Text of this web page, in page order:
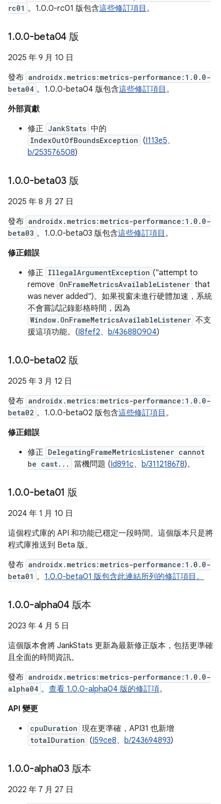
rc01 。1.0.0-rc01 版包含這些修訂項目 。
1.0.0-beta04 版
2025 年 9 月 10 日
發布 androidx.metrics:metrics-performance:1.0.0-
beta04 。1.0.0-beta04 版包含這些修訂項目 。
外部貢獻
修正 JankStats 中的
IndexOutOfBoundsException (I113e5、
b/253576508)
1.0.0-beta03 版
2025 年 8 月 27 日
發布 androidx.metrics:metrics-performance:1.0.0-
beta03 。1.0.0-beta03 版包含這些修訂項目 。
修正錯誤
修正 IllegalArgumentException ("attempt to
remove OnFrameMetricsAvailableListener that
was never added")。如果視窗未進行硬體加速，系統
不會嘗試記錄影格時間，因為
Window.OnFrameMetricsAvailableListener 不支
援這項功能。(I8fef2、 b/436880904)
1.0.0-beta02 版
2025 年 3 月 12 日
發布 androidx.metrics:metrics-performance:1.0.0-
beta02 。1.0.0-beta02 版包含這些修訂項目 。
修正錯誤
修正 DelegatingFrameMetricsListener cannot
be cast...
當機問題 (Id891c、 b/311218678)。
1.0.0-beta01 版
2024 年 1 月 10 日
這個程式庫的 API 和功能已穩定一段時間。這個版本只是將
程式庫推送到 Beta 版。
發布 androidx.metrics:metrics-performance:1.0.0-
beta01 。 1.0.0-beta01 版包含此連結所列的修訂項目。
1.0.0-alpha04 版本
2023 年 4 月 5 日
這個版本會將 JankStats 更新為最新修正版本，包括更準確
且全面的時間資訊。
發布 androidx.metrics:metrics-performance:1.0.0-
alpha04 。 查看 1.0.0-alpha04 版的修訂項。
API 變更
cpuDuration 現在更準確，API31 也新增
totalDuration (I59ce8、 b/243694893)
1.0.0-alpha03 版本
2022 年 7 月 27 日